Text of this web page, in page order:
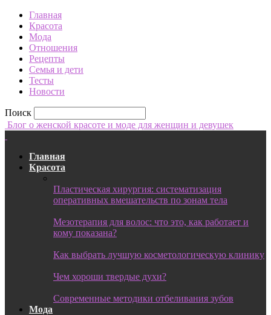
Главная
Красота
Мода
Отношения
Рецепты
Семья и дети
Тесты
Новости
Поиск
Блог о женской красоте и моде для женщин и девушек
Главная
Красота
Пластическая хирургия: систематизация
оперативных вмешательств по зонам тела
Мезотерапия для волос: что это, как работает и
кому показана?
Как выбрать лучшую косметологическую клинику
Чем хороши твердые духи?
Современные методики отбеливания зубов
Мода